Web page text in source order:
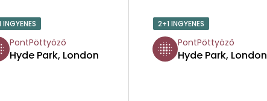
INGYENES
PontPöttyöző
Hyde Park, London
2+1 INGYENES
PontPöttyöző
Hyde Park, London